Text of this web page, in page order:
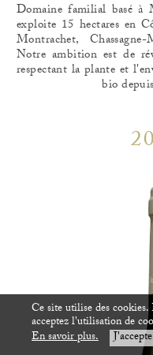
Domaine familial basé à
exploite 15 hectares en
Montrachet,
Notre ambition est de
respectant la plante et
bio
Ce site utilise des
acceptez l'utilisation de
En savoir plus. J'accepte